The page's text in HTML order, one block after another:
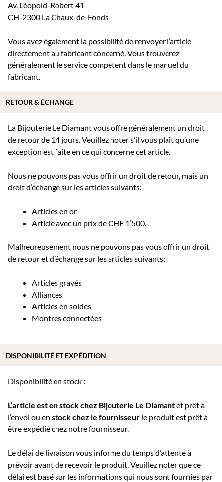
Av. Léopold-Robert 41
CH-2300 La Chaux-de-Fonds
Vous avez également la possibilité de renvoyer l’article
directement au fabricant concerné. Vous trouverez
généralement le service compétent dans le manuel du
fabricant.
La Bijouterie Le Diamant vous offre généralement un droit
de retour de 14 jours. Veuillez noter s’il vous plaît qu’une
exception est faite en ce qui concerne cet article.
Nous ne pouvons pas vous offrir un droit de retour, mais un
droit d’échange sur les articles suivants:
Articles en or
Article avec un prix de CHF 1’500.-
Malheureusement nous ne pouvons pas vous offrir un droit
de retour et d’échange sur les articles suivants:
Articles gravés
Alliances
Articles en soldes
Montres connectées
Disponibilité en stock :
L’article est en stock chez Bijouterie Le Diamantet prêt à
l’envoi ou en stock chez le fournisseur le produit est prêt à
être expédié chez notre fournisseur.
Le délai de livraison vous informe du temps d’attente à
prévoir avant de recevoir le produit. Veuillez noter que ce
délai est basé sur les informations qui nous sont fournies par
RETOUR & ÉCHANGE
DISPONIBILITÉ ET EXPÉDITION